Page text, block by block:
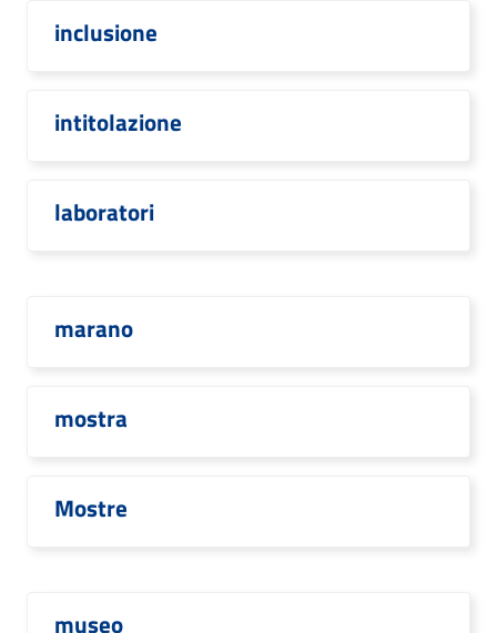
inclusione
intitolazione
laboratori
marano
mostra
Mostre
museo